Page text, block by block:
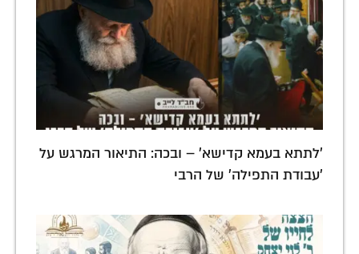
'לתתא בעמא קדישא' – ובכה: התיאור המרגש על
'עבודת התפילה' של הרבי